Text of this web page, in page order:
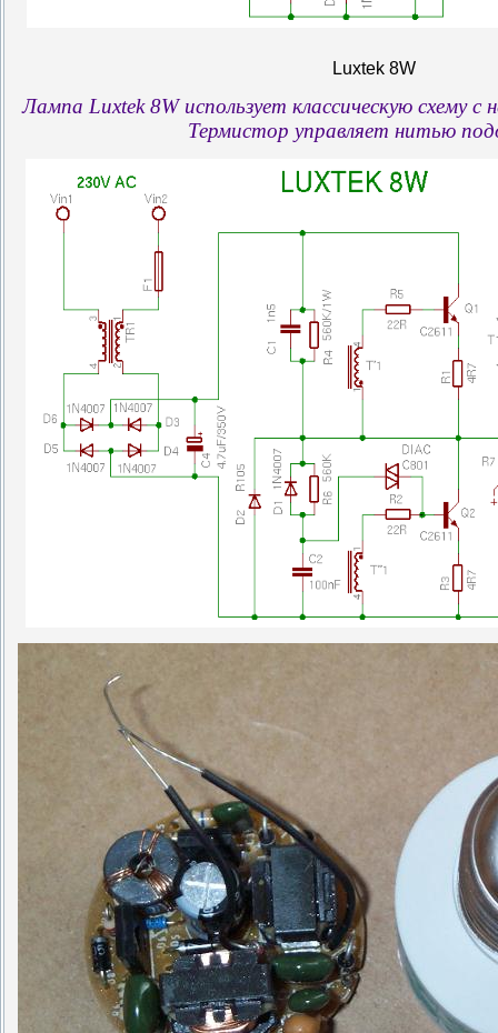
Luxtek 8W
Лампа Luxtek 8W использует классическую схему с
Термистор управляет нитью